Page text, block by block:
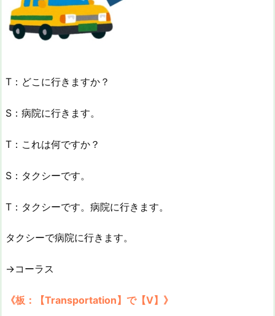
T：どこに行きますか？
S：病院に行きます。
T：これは何ですか？
S：タクシーです。
T：タクシーです。病院に行きます。
タクシーで病院に行きます。
→コーラス
《板：【Transportation】で【V】》